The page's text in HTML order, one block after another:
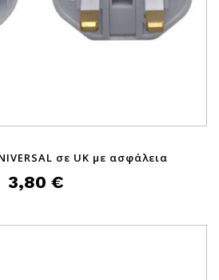
σε UK με ασφάλεια
3,80 €